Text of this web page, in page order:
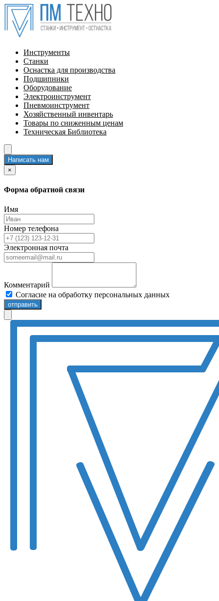
Инструменты
Станки
Оснастка для производства
Подшипники
Оборудование
Электроинструмент
Пневмоинструмент
Хозяйственный инвентарь
Товары по сниженным ценам
Техническая Библиотека
Написать нам
×
Форма обратной связи
Имя
Номер телефона
Электронная почта
Комментарий
Согласие на обработку персональных данных
отправить